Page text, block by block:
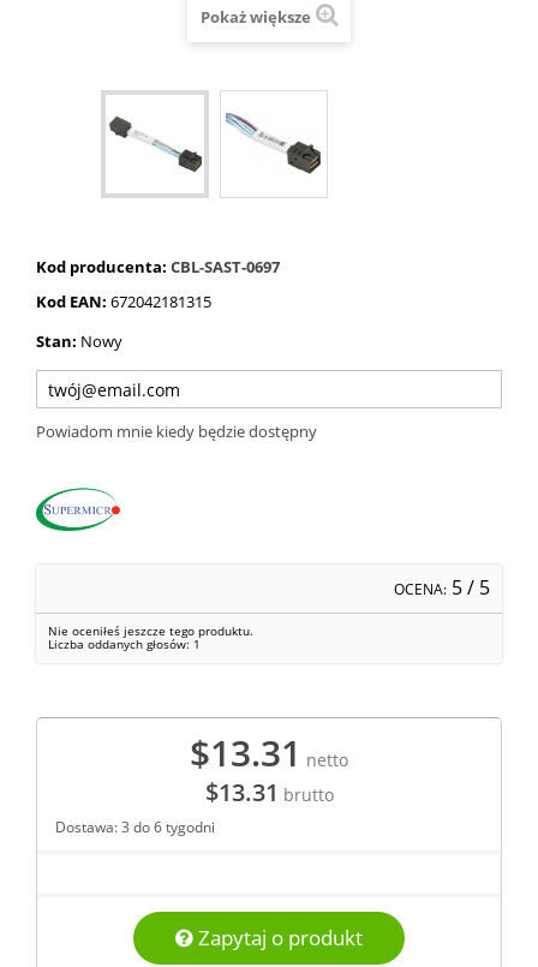
Pokaż większe
Kod producenta: CBL-SAST-0697
Kod EAN: 672042181315
Stan: Nowy
Powiadom mnie kiedy będzie dostępny
OCENA: 5/ 5
Nie oceniłeś jeszcze tego produktu.
Liczba oddanych głosów: 1
$13.31 netto
$13.31 brutto
Dostawa: 3 do 6 tygodni
Zapytaj o produkt